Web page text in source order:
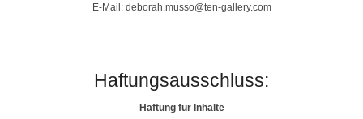
E-Mail: deborah.musso@ten-gallery.com
Haftungsausschluss:
Haftung für Inhalte